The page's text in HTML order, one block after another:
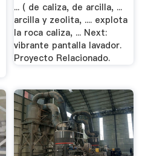
... ( de caliza, de arcilla, ...
arcilla y zeolita, .... explota
la roca caliza, ... Next:
vibrante pantalla lavador.
Proyecto Relacionado.